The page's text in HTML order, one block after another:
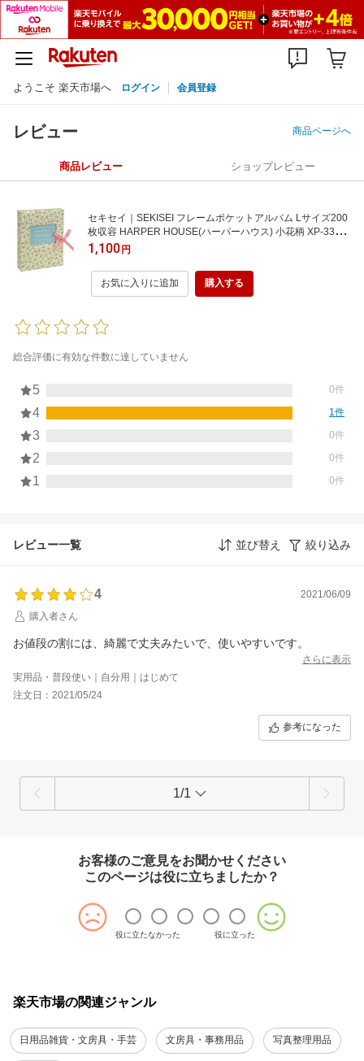
ようこそ 楽天市場へ ログイン 会員登録
レビュー 商品ページへ
商品レビュー ショップレビュー
セキセイ｜SEKISEI フレームポケットアルバム Lサイズ200
枚収容 HARPER HOUSE(ハーパーハウス) 小花柄 XP-3332-
00[XP3332]
1,100円
お気に入りに追加 購入する
総合評価に有効な件数に達していません
5 0件
4 1件
3 0件
2 0件
1 0件
レビュー一覧 並び替え 絞り込み
4
2021/06/09
購入者さん
お値段の割には、綺麗で丈夫みたいで、使いやすいです。
さらに表示
実用品・普段使い｜自分用｜はじめて
注文日：2021/05/24
参考になった
1/1
お客様のご意見をお聞かせください
このページは役に立ちましたか？
役に立たなかった 役に立った
楽天市場の関連ジャンル
日用品雑貨・文房具・手芸 文房具・事務用品 写真整理用品